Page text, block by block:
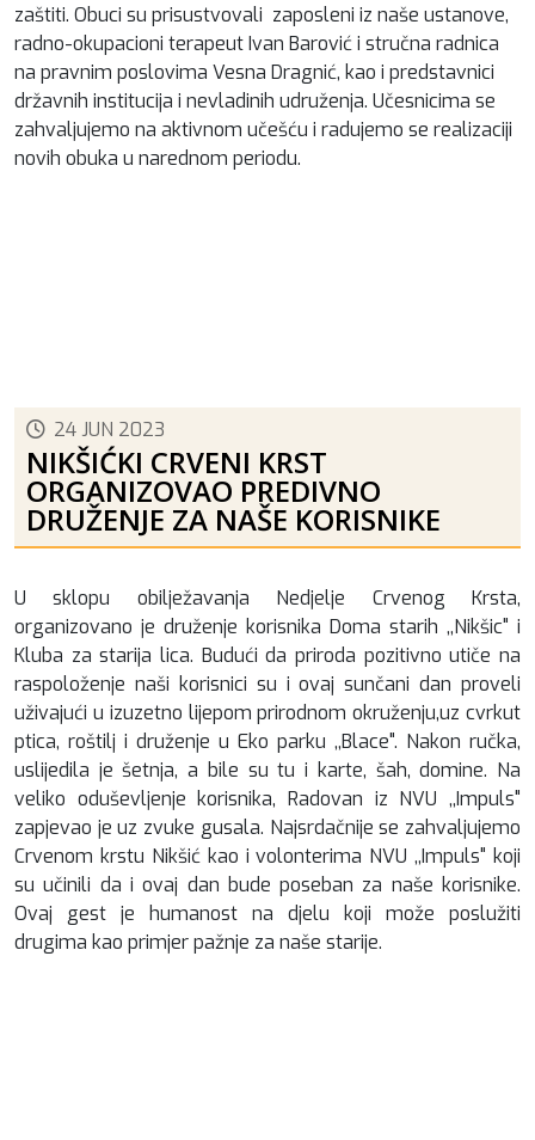
zaštiti. Obuci su prisustvovali zaposleni iz naše ustanove,
radno-okupacioni terapeut Ivan Barović i stručna radnica
na pravnim poslovima Vesna Dragnić, kao i predstavnici
državnih institucija i nevladinih udruženja. Učesnicima se
zahvaljujemo na aktivnom učešću i radujemo se realizaciji
novih obuka u narednom periodu.
24 JUN 2023
NIKŠIĆKI CRVENI KRST
ORGANIZOVAO PREDIVNO
DRUŽENJE ZA NAŠE KORISNIKE
U sklopu obilježavanja Nedjelje Crvenog Krsta,
organizovano je druženje korisnika Doma starih ,,Nikšic" i
Kluba za starija lica. Budući da priroda pozitivno utiče na
raspoloženje naši korisnici su i ovaj sunčani dan proveli
uživajući u izuzetno lijepom prirodnom okruženju,uz cvrkut
ptica, roštilj i druženje u Eko parku ,,Blace". Nakon ručka,
uslijedila je šetnja, a bile su tu i karte, šah, domine. Na
veliko oduševljenje korisnika, Radovan iz NVU ,,Impuls"
zapjevao je uz zvuke gusala. Najsrdačnije se zahvaljujemo
Crvenom krstu Nikšić kao i volonterima NVU ,,Impuls" koji
su učinili da i ovaj dan bude poseban za naše korisnike.
Ovaj gest je humanost na djelu koji može poslužiti
drugima kao primjer pažnje za naše starije.